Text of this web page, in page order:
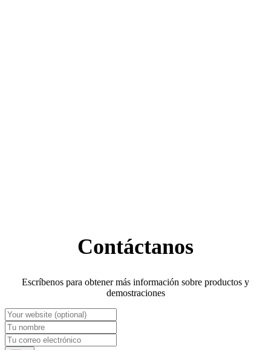
Contáctanos
Escríbenos para obtener más información sobre productos y
demostraciones